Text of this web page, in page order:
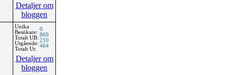
Detaljer om
bloggen
Unika
Besökare:
Totalt UB:
Utgående:
Totalt Ut:
0
869
210
464
Detaljer om
bloggen